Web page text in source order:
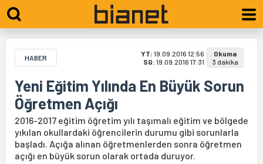
HABER YT: 19.09.2016 12:56
SG: 19.09.2016 17:31
Okuma
3 dakika
Yeni Eğitim Yılında En Büyük Sorun
Öğretmen Açığı
2016-2017 eğitim öğretim yılı taşımalı eğitim ve bölgede
yıkılan okullardaki öğrencilerin durumu gibi sorunlarla
başladı. Açığa alınan öğretmenlerden sonra öğretmen
açığı en büyük sorun olarak ortada duruyor.